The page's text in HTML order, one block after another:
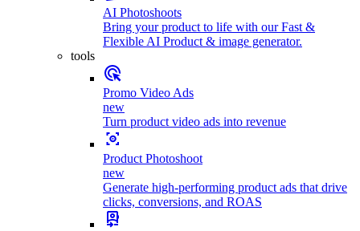
AI Photoshoots
Bring your product to life with our Fast &
Flexible AI Product & image generator.
tools
Promo Video Ads
new
Turn product video ads into revenue
Product Photoshoot
new
Generate high-performing product ads that drive
clicks, conversions, and ROAS